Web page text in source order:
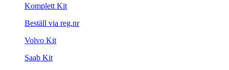
Komplett Kit
Beställ via reg.nr
Volvo Kit
Saab Kit